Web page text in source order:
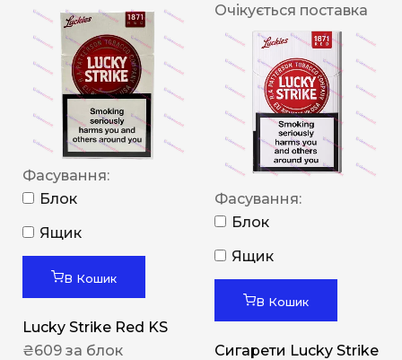
Фасування:
Блок
Ящик
В Кошик
Lucky Strike Red KS
₴609 за блок
Очікується поставка
Фасування:
Блок
Ящик
В Кошик
Сигарети Lucky Strike